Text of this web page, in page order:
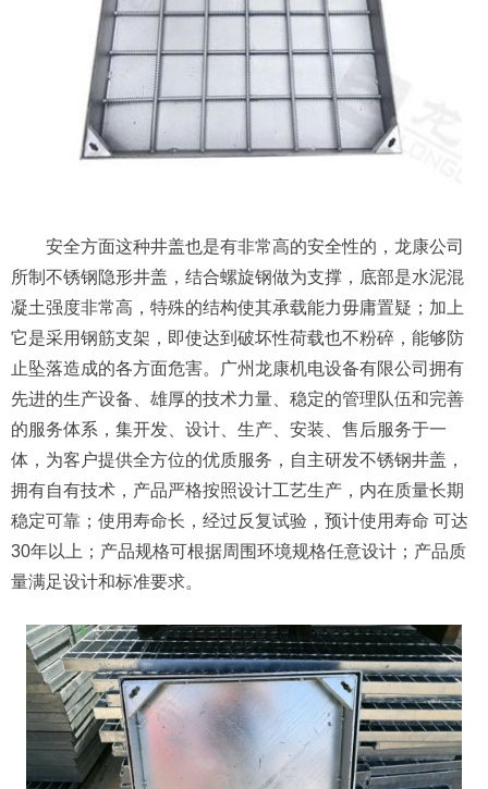
安全方面这种井盖也是有非常高的安全性的，龙康公司
所制不锈钢隐形井盖，结合螺旋钢做为支撑，底部是水泥混
凝土强度非常高，特殊的结构使其承载能力毋庸置疑；加上
它是采用钢筋支架，即使达到破坏性荷载也不粉碎，能够防
止坠落造成的各方面危害。广州龙康机电设备有限公司拥有
先进的生产设备、雄厚的技术力量、稳定的管理队伍和完善
的服务体系，集开发、设计、生产、安装、售后服务于一
体，为客户提供全方位的优质服务，自主研发不锈钢井盖，
拥有自有技术，产品严格按照设计工艺生产，内在质量长期
稳定可靠；使用寿命长，经过反复试验，预计使用寿命 可达
30年以上；产品规格可根据周围环境规格任意设计；产品质
量满足设计和标准要求。